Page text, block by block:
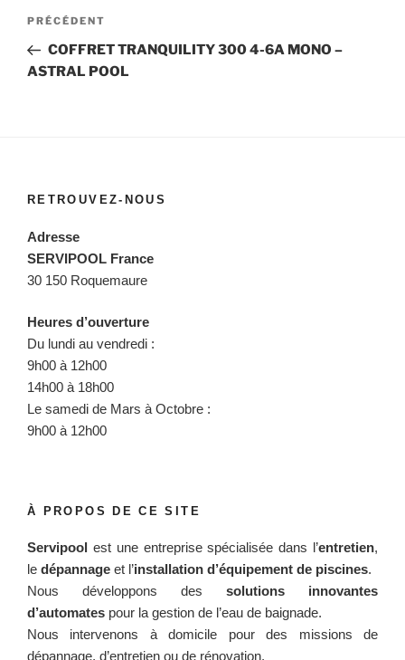
Navigation
l’article
Article
précédent
PRÉCÉDENT
COFFRET TRANQUILITY 300 4-6A MONO –
ASTRAL POOL
RETROUVEZ-NOUS
Adresse
SERVIPOOL France
30 150 Roquemaure
Heures d’ouverture
Du lundi au vendredi :
9h00 à 12h00
14h00 à 18h00
Le samedi de Mars à Octobre :
9h00 à 12h00
À PROPOS DE CE SITE
Servipool est une entreprise spécialisée dans l’entretien,
le dépannage et l’installation d’équipement de piscines.
Nous développons des solutions innovantes
d’automates pour la gestion de l’eau de baignade.
Nous intervenons à domicile pour des missions de
dépannage, d’entretien ou de rénovation.